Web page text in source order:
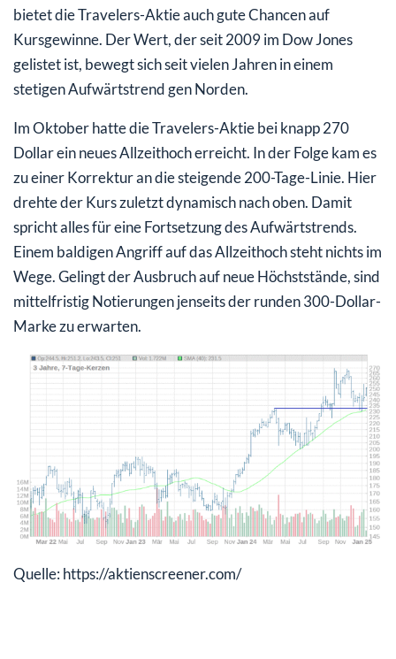
bietet die Travelers-Aktie auch gute Chancen auf
Kursgewinne. Der Wert, der seit 2009 im Dow Jones
gelistet ist, bewegt sich seit vielen Jahren in einem
stetigen Aufwärtstrend gen Norden.
Im Oktober hatte die Travelers-Aktie bei knapp 270
Dollar ein neues Allzeithoch erreicht. In der Folge kam es
zu einer Korrektur an die steigende 200-Tage-Linie. Hier
drehte der Kurs zuletzt dynamisch nach oben. Damit
spricht alles für eine Fortsetzung des Aufwärtstrends.
Einem baldigen Angriff auf das Allzeithoch steht nichts im
Wege. Gelingt der Ausbruch auf neue Höchststände, sind
mittelfristig Notierungen jenseits der runden 300-Dollar-
Marke zu erwarten.
Quelle: https://aktienscreener.com/